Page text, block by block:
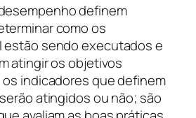
definem
como os
estão sendo executados e
atingir os objetivos
indicadores que definem
atingidos ou não; são